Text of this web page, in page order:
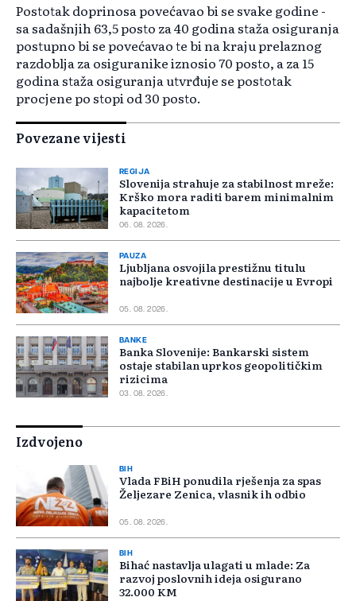
Postotak doprinosa povećavao bi se svake godine -
sa sadašnjih 63,5 posto za 40 godina staža osiguranja
postupno bi se povećavao te bi na kraju prelaznog
razdoblja za osiguranike iznosio 70 posto, a za 15
godina staža osiguranja utvrđuje se postotak
procjene po stopi od 30 posto.
Povezane vijesti
REGIJA
Slovenija strahuje za stabilnost mreže:
Krško mora raditi barem minimalnim
kapacitetom
06. 08. 2026.
PAUZA
Ljubljana osvojila prestižnu titulu
najbolje kreativne destinacije u Evropi
05. 08. 2026.
BANKE
Banka Slovenije: Bankarski sistem
ostaje stabilan uprkos geopolitičkim
rizicima
03. 08. 2026.
Izdvojeno
BIH
Vlada FBiH ponudila rješenja za spas
Željezare Zenica, vlasnik ih odbio
05. 08. 2026.
BIH
Bihać nastavlja ulagati u mlade: Za
razvoj poslovnih ideja osigurano
32.000 KM